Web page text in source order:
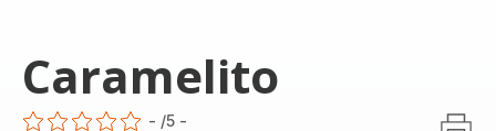
Caramelito
- /5 -